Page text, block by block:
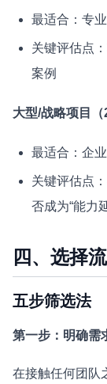
最适合：专
关键评估点
案例
大型/战略项目（
最适合：企
关键评估点
否成为“能力
四、选择
五步筛选法
第一步：明确需
在接触任何团队